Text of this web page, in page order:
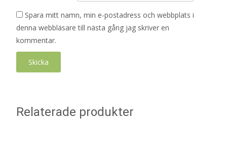
Spara mitt namn, min e-postadress och webbplats i
denna webbläsare till nästa gång jag skriver en
kommentar.
Relaterade produkter